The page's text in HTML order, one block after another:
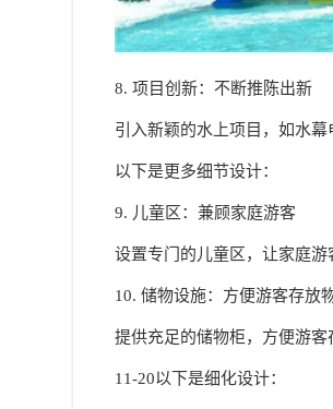
8. 项目创新：不断推陈出新
引入新颖的水上项目，如水幕
以下是更多细节设计：
9. 儿童区：兼顾家庭游客
设置专门的儿童区，让家庭游
10. 储物设施：方便游客存放
提供充足的储物柜，方便游客
11-20以下是细化设计：